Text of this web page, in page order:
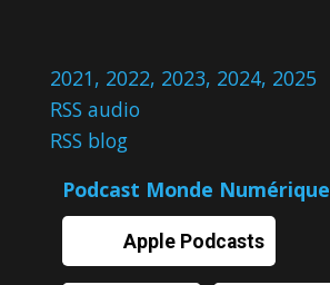
2021, 2022, 2023, 2024, 2025
RSS audio
RSS blog
Podcast Monde Numérique
Apple Podcasts